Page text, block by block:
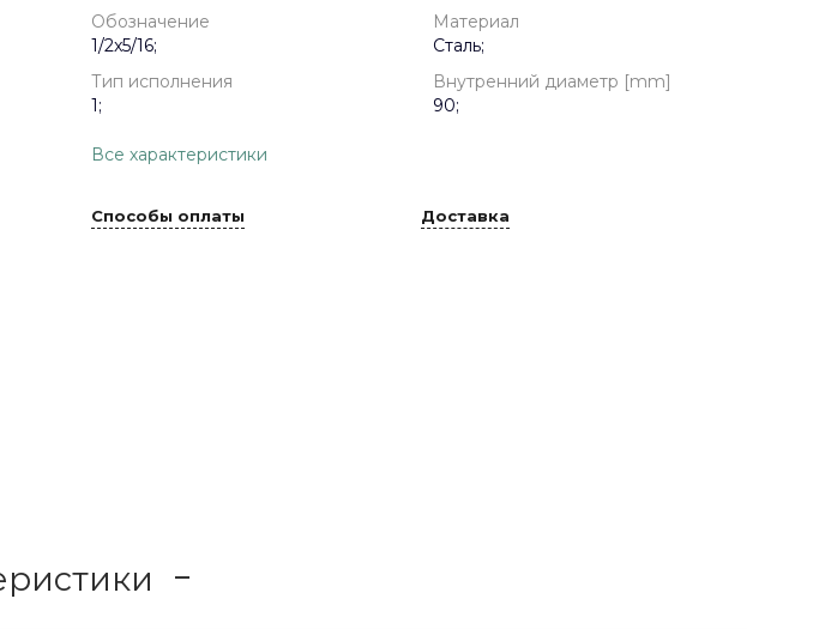
Обозначение
1/2x5/16;
Материал
Сталь;
Тип исполнения
1;
Внутренний диаметр [mm]
90;
Все характеристики
Способы оплаты Доставка